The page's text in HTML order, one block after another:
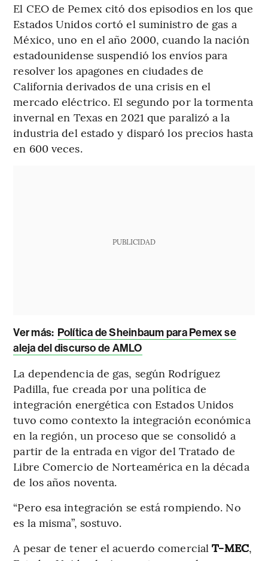
El CEO de Pemex citó dos episodios en los que
Estados Unidos cortó el suministro de gas a
México, uno en el año 2000, cuando la nación
estadounidense suspendió los envíos para
resolver los apagones en ciudades de
California derivados de una crisis en el
mercado eléctrico. El segundo por la tormenta
invernal en Texas en 2021 que paralizó a la
industria del estado y disparó los precios hasta
en 600 veces.
PUBLICIDAD
Ver más: Política de Sheinbaum para Pemex se
aleja del discurso de AMLO
La dependencia de gas, según Rodríguez
Padilla, fue creada por una política de
integración energética con Estados Unidos
tuvo como contexto la integración económica
en la región, un proceso que se consolidó a
partir de la entrada en vigor del Tratado de
Libre Comercio de Norteamérica en la década
de los años noventa.
“Pero esa integración se está rompiendo. No
es la misma”, sostuvo.
A pesar de tener el acuerdo comercialT-MEC,